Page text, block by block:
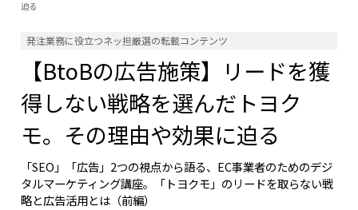
迫る
発注業務に役立つネッ担厳選の転載コンテンツ
【BtoBの広告施策】リードを獲
得しない戦略を選んだトヨク
モ。その理由や効果に迫る
「SEO」「広告」2つの視点から語る、EC事業者のためのデジ
タルマーケティング講座。「トヨクモ」のリードを取らない戦
略と広告活用とは（前編）